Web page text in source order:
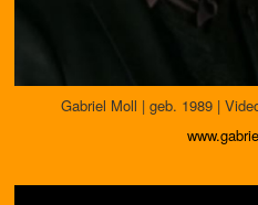
Gabriel Moll | geb. 1989 |